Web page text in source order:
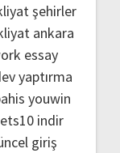
şehirler
ankara
essay
yaptırma
youwin
indir
giriş